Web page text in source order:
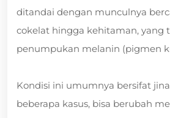
ditandai dengan munculnya
cokelat hingga kehitaman, yang
penumpukan melanin (pigmen
Kondisi ini umumnya bersifat
beberapa kasus, bisa berubah